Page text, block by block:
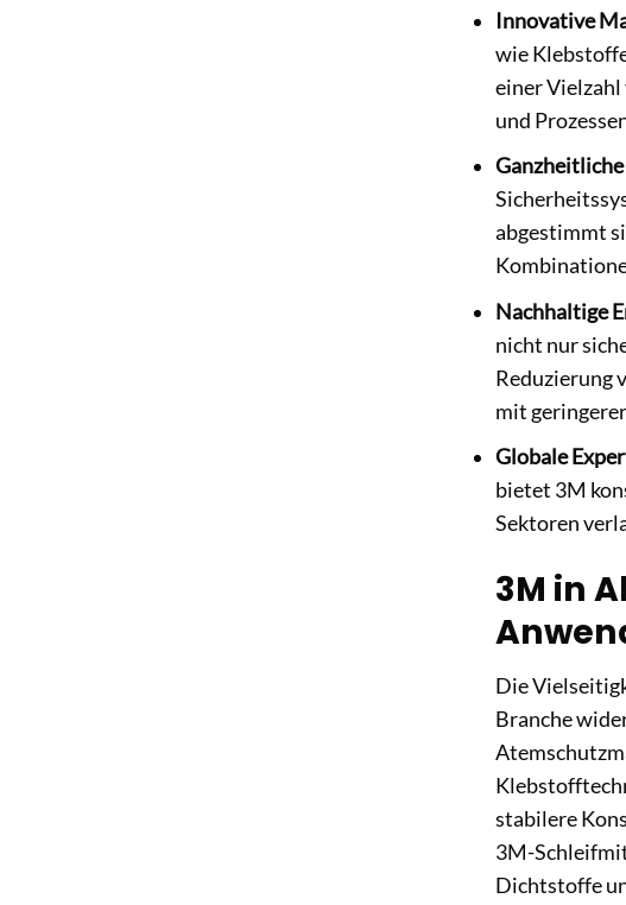
Innovative
wie
einer Vielzahl
und
abgestimmt
Nachhaltige
nicht nur
Reduzierung
mit
Globale
bietet 3M
Sektoren
3M in
Die
Branche
stabilere
3M-
Dichtstoffe